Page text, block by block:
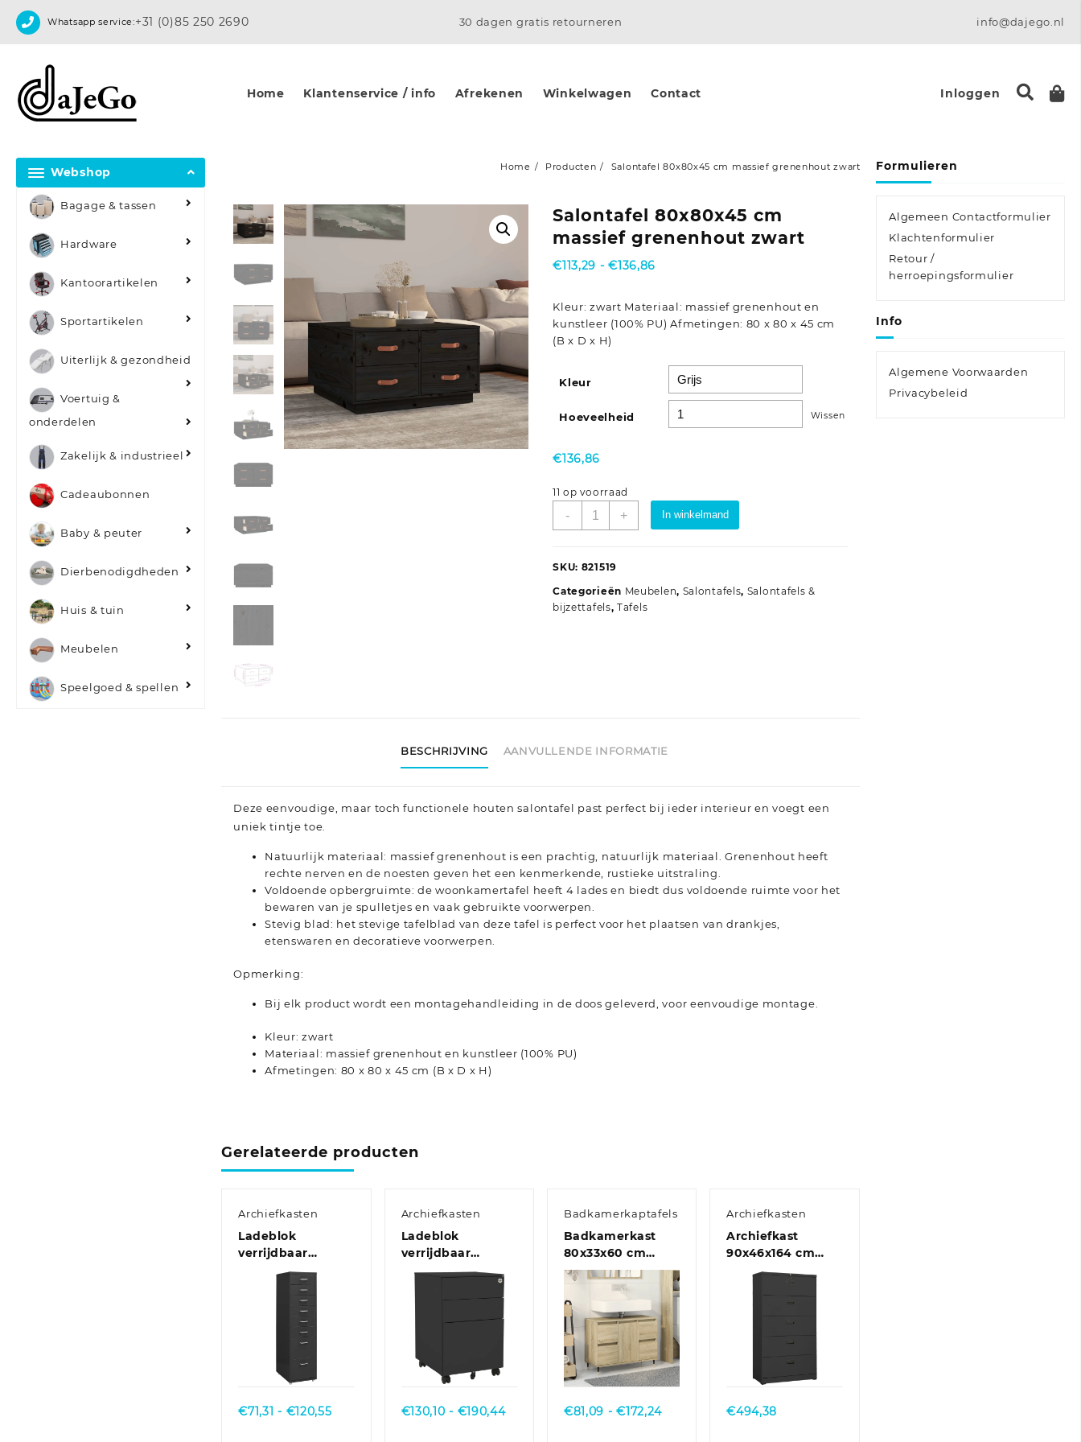
Whatsapp service:+31 (0)85 250 2690 30 dagen gratis retourneren info@dajego.nl
Home Klantenservice / info Afrekenen Winkelwagen Contact Inloggen
Webshop
Bagage & tassen
Hardware
Kantoorartikelen
Sportartikelen
Uiterlijk & gezondheid
Voertuig &
onderdelen
Zakelijk & industrieel
Cadeaubonnen
Baby & peuter
Dierbenodigdheden
Huis & tuin
Meubelen
Speelgoed & spellen
Home Producten Salontafel 80x80x45 cm massief grenenhout zwart
Salontafel 80x80x45 cm
massief grenenhout zwart
€113,29 - €136,86
€136,86
Kleur: zwart Materiaal: massief grenenhout en
kunstleer (100% PU) Afmetingen: 80 x 80 x 45 cm
(B x D x H)
Kleur
Hoeveelheid Wissen
€136,86
11 op voorraad
-
Salontafel
zwart
aantal
+ In winkelmand
SKU: 821519
Categorieën Meubelen, Salontafels, Salontafels &
bijzettafels,Tafels
BESCHRIJVING AANVULLENDE INFORMATIE
Deze eenvoudige, maar toch functionele houten salontafel past perfect bij ieder interieur en voegt een
uniek tintje toe.
Natuurlijk materiaal: massief grenenhout is een prachtig, natuurlijk materiaal. Grenenhout heeft
rechte nerven en de noesten geven het een kenmerkende, rustieke uitstraling.
Voldoende opbergruimte: de woonkamertafel heeft 4 lades en biedt dus voldoende ruimte voor het
bewaren van je spulletjes en vaak gebruikte voorwerpen.
Stevig blad: het stevige tafelblad van deze tafel is perfect voor het plaatsen van drankjes,
etenswaren en decoratieve voorwerpen.
Opmerking:
Bij elk product wordt een montagehandleiding in de doos geleverd, voor eenvoudige montage.
Kleur: zwart
Materiaal: massief grenenhout en kunstleer (100% PU)
Afmetingen: 80 x 80 x 45 cm (B x D x H)
Gerelateerde producten
Archiefkasten
Ladeblok
verrijdbaar
28x41x109 cm
metaal grijs
€71,31 - €120,55Prijsklasse:
Archiefkasten
Ladeblok
verrijdbaar
39x45x60 cm staal
antracietkleurig
€130,10 - €190,44Prijsklasse:
Badkamerkaptafels
Badkamerkast
80x33x60 cm
bewerkt hout
bruin eikenkleur
Quick View
€81,09 - €172,24Prijsklasse:
Archiefkasten
Archiefkast
90x46x164 cm
staal
antracietkleurig
€494,38
Formulieren
Algemeen Contactformulier
Klachtenformulier
Retour /
herroepingsformulier
Info
Algemene Voorwaarden
Privacybeleid